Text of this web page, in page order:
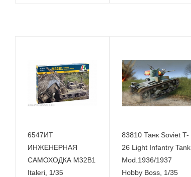
6547ИТ
ИНЖЕНЕРНАЯ
САМОХОДКА M32B1
Italeri, 1/35
83810 Танк Soviet T-
26 Light Infantry Tank
Mod.1936/1937
Hobby Boss, 1/35